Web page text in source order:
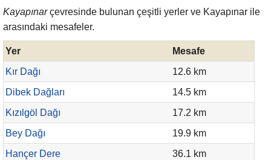
Kayapınarçevresinde bulunan çeşitli yerler ve Kayapınar ile
arasındaki mesafeler.
Yer
Mesafe
Kır Dağı
12.6 km
Dibek Dağları
14.5 km
Kızılgöl Dağı
17.2 km
Bey Dağı
19.9 km
Hançer Dere
36.1 km